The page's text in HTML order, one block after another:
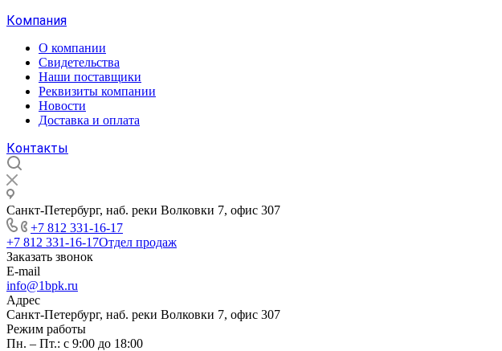
Компания
О компании
Свидетельства
Наши поставщики
Реквизиты компании
Новости
Доставка и оплата
Контакты
Санкт-Петербург, наб. реки Волковки 7, офис 307
+7 812 331-16-17
+7 812 331-16-17Отдел продаж
Заказать звонок
E-mail
info@1bpk.ru
Адрес
Санкт-Петербург, наб. реки Волковки 7, офис 307
Режим работы
Пн. – Пт.: с 9:00 до 18:00